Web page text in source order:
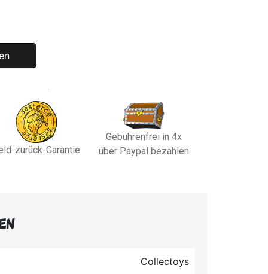
zurück-Garantie
Gebührenfrei in 4x
über Paypal bezahlen
Collectoys